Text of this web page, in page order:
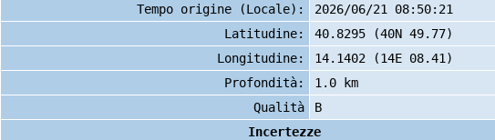
Tempo origine (Locale):
2026/06/21 08:50:21
Latitudine:
40.8295 (40N 49.77)
Longitudine:
14.1402 (14E 08.41)
Profondità:
1.0 km
Qualità
B
Incertezze